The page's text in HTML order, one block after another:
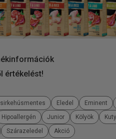
értékelést!
Eledel Eminent
Hipoallergén Junior Kölyök
Szárazeledel Akció